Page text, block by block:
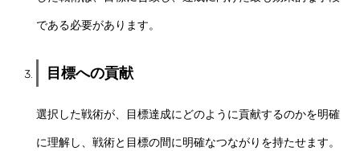
である必要があります。
目標への貢献
選択した戦術が、目標達成にどのように貢献するのかを明確
に理解し、戦術と目標の間に明確なつながりを持たせます。